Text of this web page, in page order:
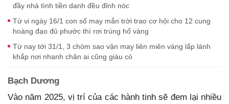
đầy nhà tình tiền danh đều đỉnh nóc
Tử vi ngày 16/1 con số may mắn trời trao cơ hội cho 12 cung
hoàng đạo đủ phước thì rơi trúng hố vàng
Từ nay tới 31/1, 3 chòm sao vận may liên miên vàng lấp lánh
khắp nơi nhanh chân ai cũng giàu có
Bạch Dương
Vào năm 2025, vị trí của các hành tinh sẽ đem lại nhiều